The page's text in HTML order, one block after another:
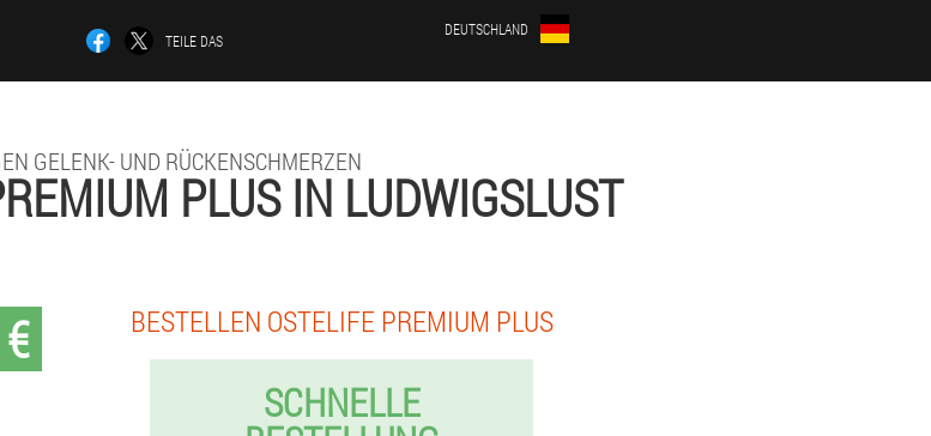
TEILE DAS
DEUTSCHLAND
GELENK- UND RÜCKENSCHMERZEN
PLUS IN LUDWIGSLUST
BESTELLEN OSTELIFE PREMIUM PLUS
SCHNELLE